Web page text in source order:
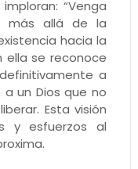
“Venga
más allá de la
hacia la
ella se reconoce
a
un Dios que no
Esta visión
y esfuerzos al